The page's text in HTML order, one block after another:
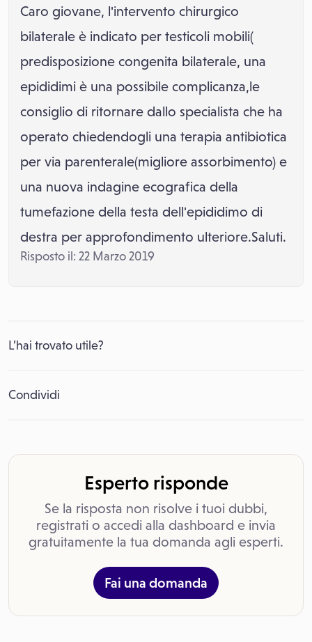
Caro giovane, l'intervento chirurgico
bilaterale è indicato per testicoli mobili(
predisposizione congenita bilaterale, una
epididimi è una possibile complicanza,le
consiglio di ritornare dallo specialista che ha
operato chiedendogli una terapia antibiotica
per via parenterale(migliore assorbimento) e
una nuova indagine ecografica della
tumefazione della testa dell'epididimo di
destra per approfondimento ulteriore.Saluti.
Risposto il: 22 Marzo 2019
L’hai trovato utile?
Condividi
Esperto risponde
Se la risposta non risolve i tuoi dubbi,
registrati o accedi alla dashboard e invia
gratuitamente la tua domanda agli esperti.
Fai una domanda